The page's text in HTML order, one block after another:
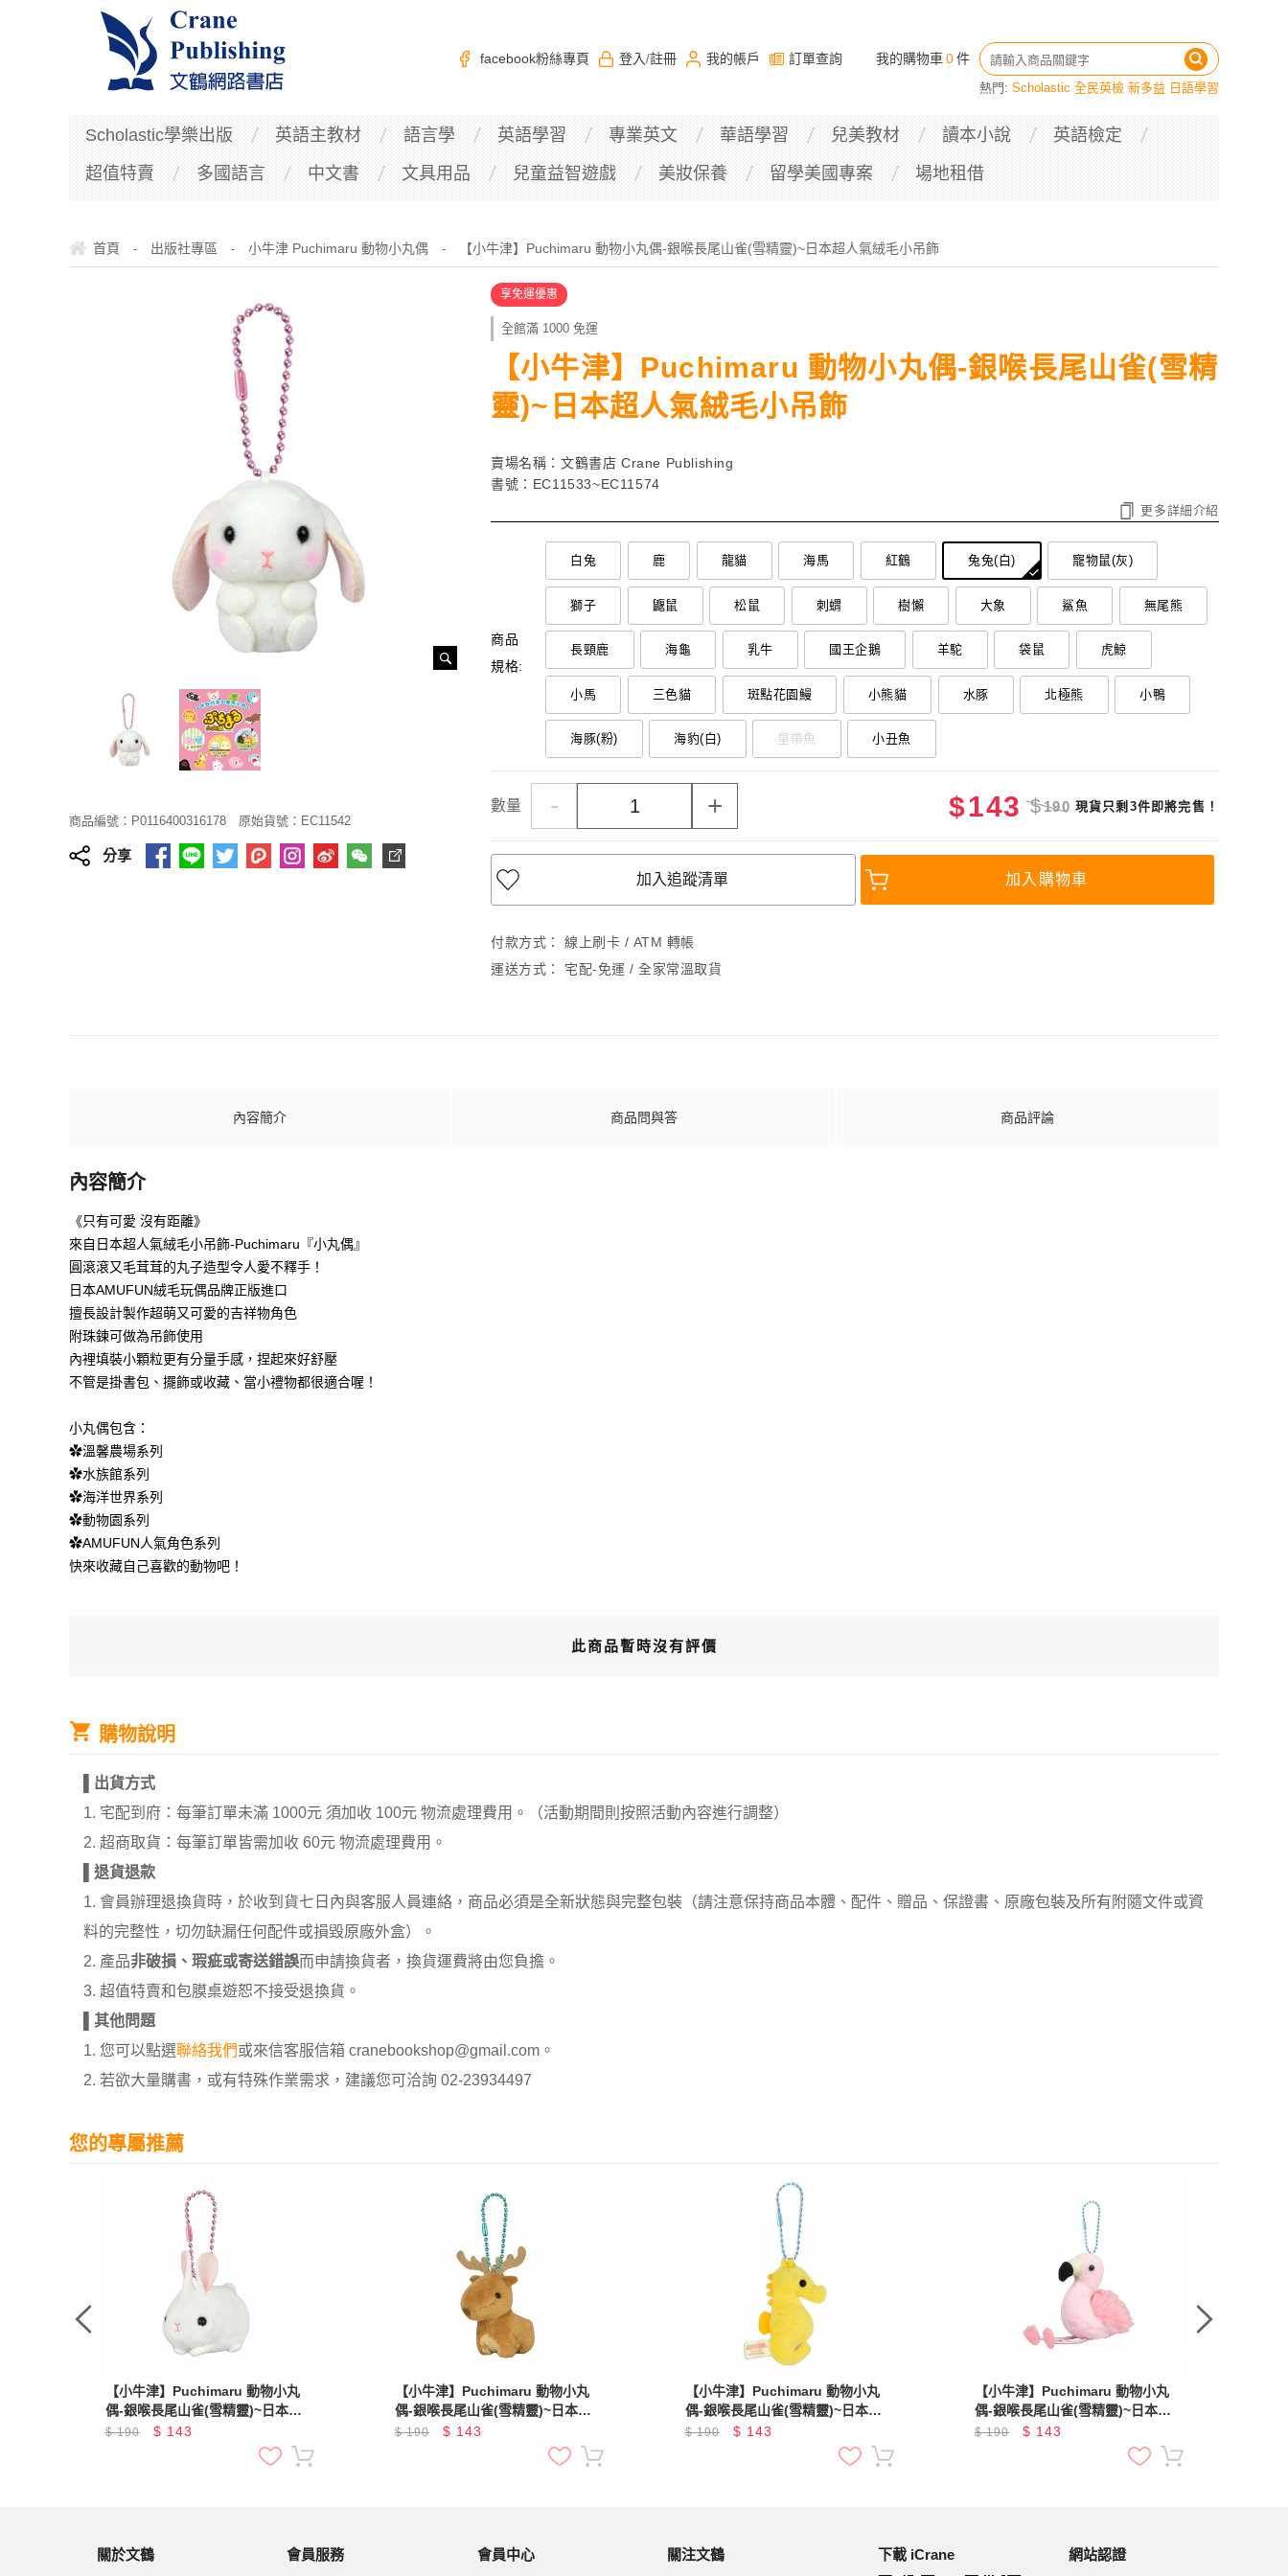
facebook粉絲專頁 登入 /註冊 我的帳戶 訂單查詢 我的購物車 0件
熱門: Scholastic 全民英檢 新多益 日語學習
Scholastic學樂出版 英語主教材 語言學 英語學習 專業英文 華語學習 兒美教材 讀本小說
英語檢定
超值特賣
多國語言 中文書 文具用品 兒童益智遊戲 美妝保養 留學美國專案 場地租借
首頁 - 出版社專區 - 小牛津 Puchimaru 動物小丸偶 - 【小牛津】Puchimaru 動物小丸偶-銀喉長尾山雀(雪精靈)~日本超人氣絨毛小吊飾
商品編號：P0116400316178 原始貨號：EC11542
分享
享免運優惠
全館滿 1000 免運
【小牛津】Puchimaru 動物小丸偶-銀喉長尾山雀(雪精
靈)~日本超人氣絨毛小吊飾
賣場名稱：文鶴書店 Crane Publishing
書號：EC11533~EC11574
更多詳細介紹
商品
規格:
白兔 鹿 龍貓 海馬 紅鶴 兔兔(白) 寵物鼠(灰)
獅子 鼴鼠 松鼠 刺蝟 樹懶 大象 鯊魚 無尾熊
長頸鹿 海龜 乳牛 國王企鵝 羊駝 袋鼠 虎鯨
小馬 三色貓 斑點花園鰻 小熊貓 水豚 北極熊 小鴨
海豚(粉) 海豹(白) 皇帶魚 小丑魚
數量 - + $143 $190 現貨只剩3件即將完售！
加入追蹤清單 加入購物車
付款方式：
線上刷卡 / ATM 轉帳
運送方式：
宅配-免運 / 全家常溫取貨
內容簡介 商品問與答 商品評論
內容簡介
《只有可愛 沒有距離》
來自日本超人氣絨毛小吊飾-Puchimaru『小丸偶』
圓滾滾又毛茸茸的丸子造型令人愛不釋手！
日本AMUFUN絨毛玩偶品牌正版進口
擅長設計製作超萌又可愛的吉祥物角色
附珠鍊可做為吊飾使用
內裡填裝小顆粒更有分量手感，捏起來好舒壓
不管是掛書包、擺飾或收藏、當小禮物都很適合喔！
小丸偶包含：
✿溫馨農場系列
✿水族館系列
✿海洋世界系列
✿動物園系列
✿AMUFUN人氣角色系列
快來收藏自己喜歡的動物吧！
此商品暫時沒有評價
購物說明
出貨方式
1. 宅配到府：每筆訂單未滿 1000元 須加收 100元 物流處理費用。（活動期間則按照活動內容進行調整）
2. 超商取貨：每筆訂單皆需加收 60元 物流處理費用。
退貨退款
1. 會員辦理退換貨時，於收到貨七日內與客服人員連絡，商品必須是全新狀態與完整包裝（請注意保持商品本體、配件、贈品、保證書、原廠包裝及所有附隨文件或資
料的完整性，切勿缺漏任何配件或損毀原廠外盒）。
2. 產品非破損、瑕疵或寄送錯誤而申請換貨者，換貨運費將由您負擔。
3. 超值特賣和包膜桌遊恕不接受退換貨。
其他問題
1. 您可以點選聯絡我們或來信客服信箱 cranebookshop@gmail.com。
2. 若欲大量購書，或有特殊作業需求，建議您可洽詢 02-23934497
您的專屬推薦
【小牛津】Puchimaru 動物小丸
偶-銀喉長尾山雀(雪精靈)~日本超
人氣絨毛小吊飾
$190 $ 143
【小牛津】Puchimaru 動物小丸
偶-銀喉長尾山雀(雪精靈)~日本超
人氣絨毛小吊飾
$190 $ 143
【小牛津】Puchimaru 動物小丸
偶-銀喉長尾山雀(雪精靈)~日本超
人氣絨毛小吊飾
$190 $ 143
【小牛津】Puchimaru 動物小丸
偶-銀喉長尾山雀(雪精靈)~日本超
人氣絨毛小吊飾
$190 $ 143
關於文鶴 會員服務 會員中心 關注文鶴 下載 iCrane 網站認證